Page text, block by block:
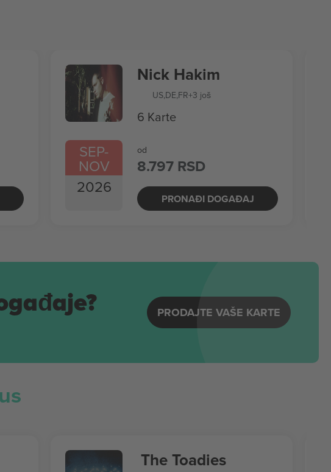
SEP-
NOV
2026
Nick Hakim
US,DE,FR+3 još
6 Karte
od
8.797 RSD
PRONAĐI DOGAĐAJ
PRODAJTE VAŠE KARTE
The Toadies